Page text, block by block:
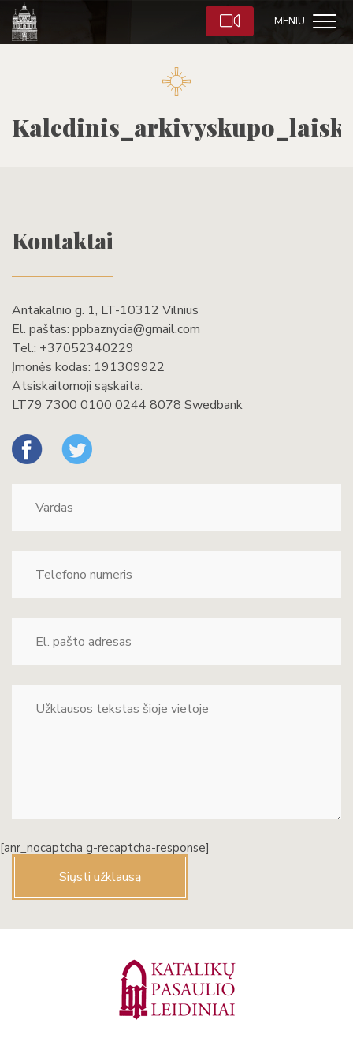
MENIU
Kontaktai
Antakalnio g. 1, LT-10312 Vilnius
El. paštas: ppbaznycia@gmail.com
Tel.: +37052340229
Įmonės kodas: 191309922
Atsiskaitomoji sąskaita:
LT79 7300 0100 0244 8078 Swedbank
[anr_nocaptcha g-recaptcha-response]